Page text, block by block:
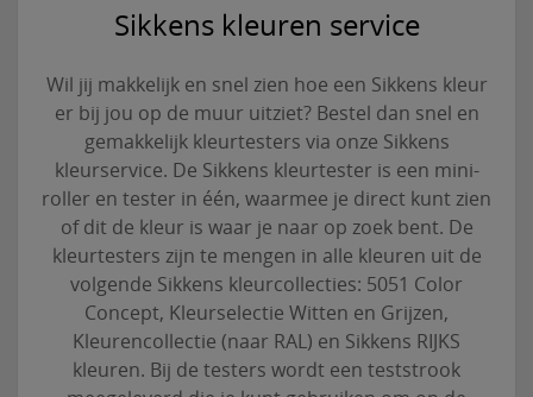
Sikkens kleuren service
Wil jij makkelijk en snel zien hoe een Sikkens kleur
er bij jou op de muur uitziet? Bestel dan snel en
gemakkelijk kleurtesters via onze Sikkens
kleurservice. De Sikkens kleurtester is een mini-
roller en tester in één, waarmee je direct kunt zien
of dit de kleur is waar je naar op zoek bent. De
kleurtesters zijn te mengen in alle kleuren uit de
volgende Sikkens kleurcollecties: 5051 Color
Concept, Kleurselectie Witten en Grijzen,
Kleurencollectie (naar RAL) en Sikkens RIJKS
kleuren. Bij de testers wordt een teststrook